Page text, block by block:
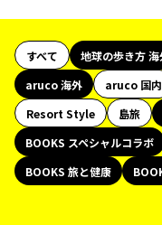
すべて 地球の歩き方 海
aruco 海外
aruco 国内
Resort Style
島旅
BOOKS スペシャルコラボ
BOOKS 旅と健康